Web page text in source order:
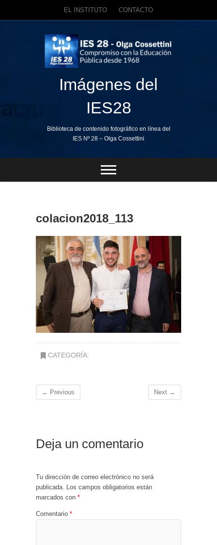
EL INSTITUTO
CONTACTO
Imágenes del
IES28
Biblioteca de contenido fotográfico en línea del
IES Nº 28 – Olga Cossettini
colacion2018_113
CATEGORÍA:
← Previous Next →
Deja un comentario
Tu dirección de correo electrónico no será
publicada.
Los campos obligatorios están
marcados con *
Comentario *